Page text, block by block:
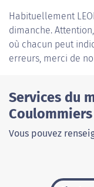
Habituellement
dimanche.
où chacun peut
erreurs, merci de
Services du
Coulommiers
Vous pouvez